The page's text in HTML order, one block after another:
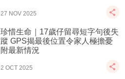
27 NOV 2025
珍惜生命｜17歲仔留尋短字句後失
蹤 GPS揭最後位置令家人極擔憂
附最新情況
2 OCT 2025